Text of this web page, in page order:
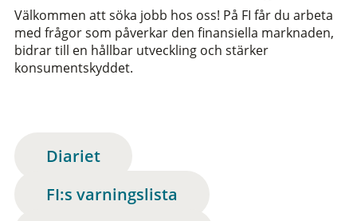
Välkommen att söka jobb hos oss! På FI får du arbeta
med frågor som påverkar den finansiella marknaden,
bidrar till en hållbar utveckling och stärker
konsumentskyddet.
Diariet
FI:s varningslista